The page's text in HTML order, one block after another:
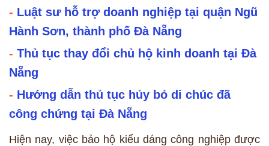
- Luật sư hỗ trợ doanh nghiệp tại quận Ngũ
Hành Sơn, thành phố Đà Nẵng
- Thủ tục thay đổi chủ hộ kinh doanh tại Đà
Nẵng
- Hướng dẫn thủ tục hủy bỏ di chúc đã
công chứng tại Đà Nẵng
Hiện nay, việc bảo hộ kiểu dáng công nghiệp được